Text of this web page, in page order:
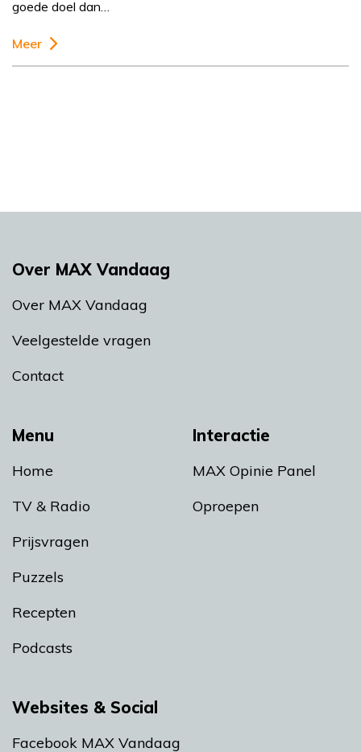
goede doel dan…
Meer
Menu
Home
TV & Radio
Prijsvragen
Puzzels
Recepten
Podcasts
Interactie
MAX Opinie Panel
Oproepen
Over MAX Vandaag
Over MAX Vandaag
Veelgestelde vragen
Contact
Websites & Social
Facebook MAX Vandaag